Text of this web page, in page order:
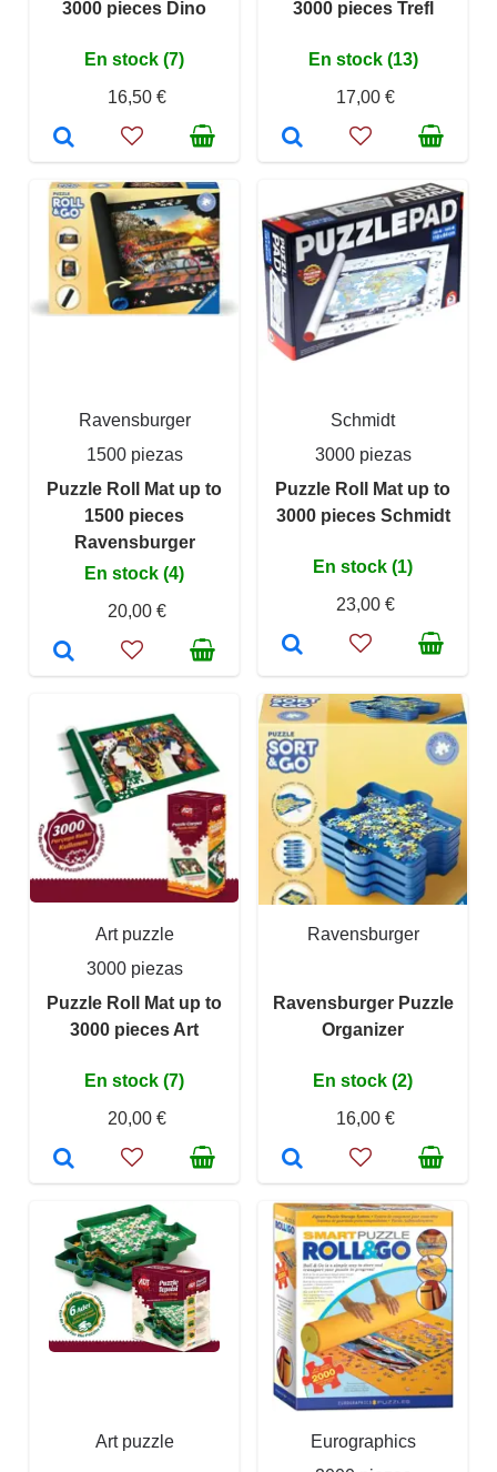
3000 pieces Dino
En stock (7)
16,50 €
3000 pieces Trefl
En stock (13)
17,00 €
Ravensburger
1500 piezas
Puzzle Roll Mat up to
1500 pieces
Ravensburger
En stock (4)
20,00 €
Schmidt
3000 piezas
Puzzle Roll Mat up to
3000 pieces Schmidt
En stock (1)
23,00 €
Art puzzle
3000 piezas
Puzzle Roll Mat up to
3000 pieces Art
En stock (7)
20,00 €
Ravensburger
Ravensburger Puzzle
Organizer
En stock (2)
16,00 €
Art puzzle
Eurographics